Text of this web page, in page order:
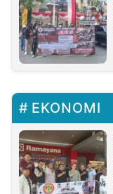
EKONOMI